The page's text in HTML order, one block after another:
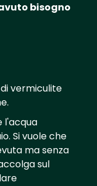
bisogno
vermiculite
l'acqua
Si vuole che
ma senza
sul